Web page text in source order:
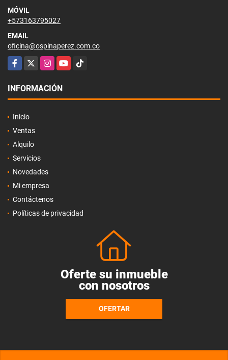
MÓVIL
+573163795027
EMAIL
oficina@ospinaperez.com.co
Facebook
X InstagramYouTubeTikTok
INFORMACIÓN
Inicio
Ventas
Alquilo
Servicios
Novedades
Mi empresa
Contáctenos
Políticas de privacidad
Oferte su inmueble
con nosotros
OFERTAR